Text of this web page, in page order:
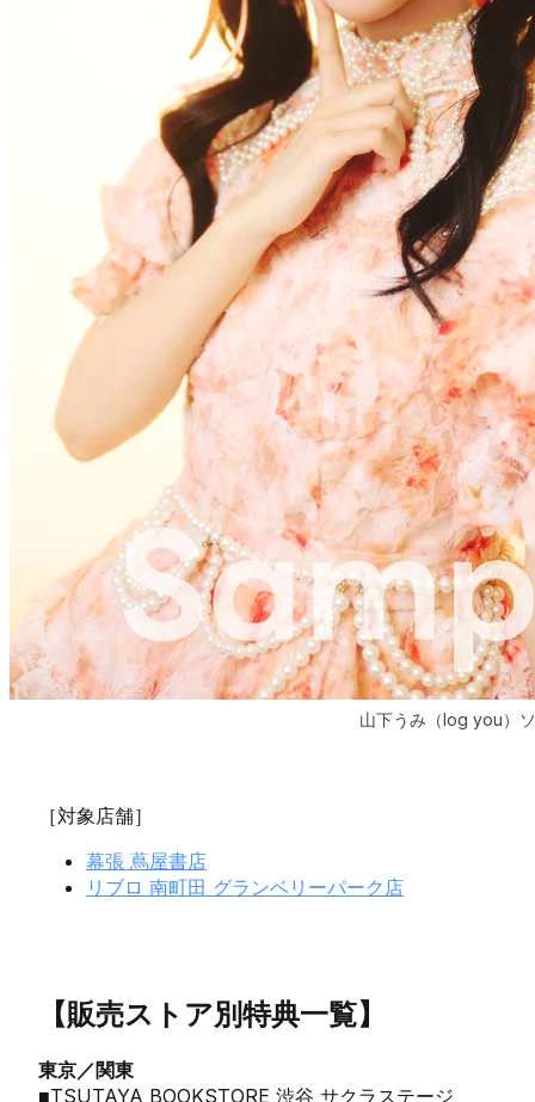
山下うみ（log you）
［対象店舗］
幕張 蔦屋書店
リブロ 南町田 グランベリーパーク店
【販売ストア別特典一覧】
東京／関東
■TSUTAYA BOOKSTORE 渋谷 サクラステージ